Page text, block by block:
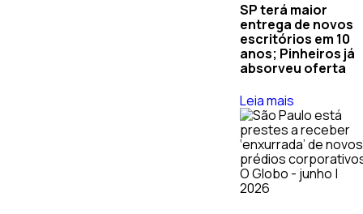
SP terá maior
entrega de novos
escritórios em 10
anos; Pinheiros já
absorveu oferta
Leia mais
O Globo - junho |
2026